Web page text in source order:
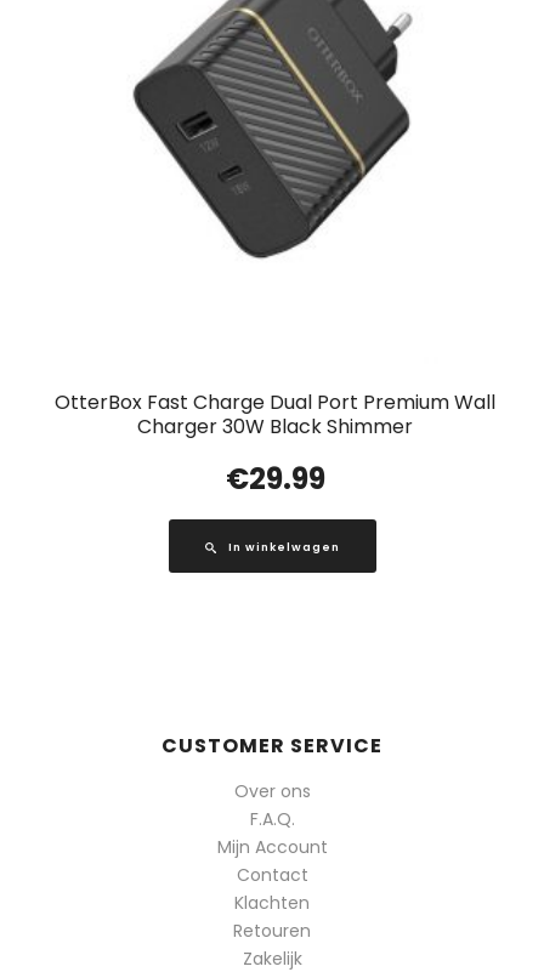
OtterBox Fast Charge Dual Port Premium Wall
Charger 30W Black Shimmer
€29.99
In winkelwagen
CUSTOMER SERVICE
Over ons
F.A.Q.
Mijn Account
Contact
Klachten
Retouren
Zakelijk